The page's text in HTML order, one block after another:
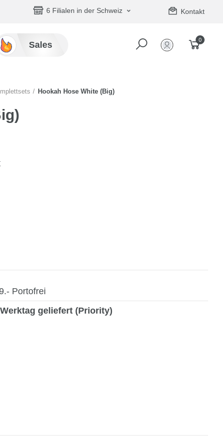
6 Filialen in der Schweiz Kontakt
Sales
0
Hookah Hose White (Big)
Portofrei
geliefert (Priority)